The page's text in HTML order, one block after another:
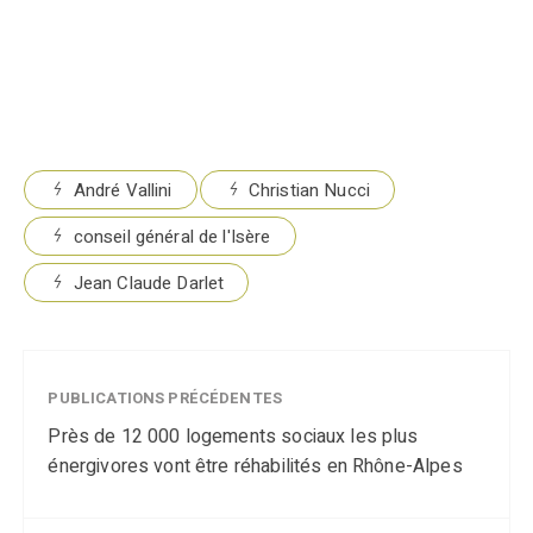
André Vallini
Christian Nucci
conseil général de l'Isère
Jean Claude Darlet
PUBLICATIONS PRÉCÉDENTES
Près de 12 000 logements sociaux les plus
énergivores vont être réhabilités en Rhône-Alpes